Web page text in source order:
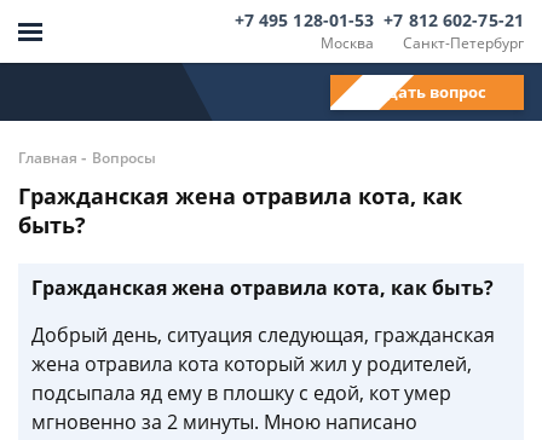
Москва
+7 495 128-01-53
Санкт-Петербург
+7 812 602-75-21
Задать вопрос
Главная - Вопросы
Гражданская жена отравила кота, как
быть?
Гражданская жена отравила кота, как быть?
Добрый день, ситуация следующая, гражданская
жена отравила кота который жил у родителей,
подсыпала яд ему в плошку с едой, кот умер
мгновенно за 2 минуты. Мною написано